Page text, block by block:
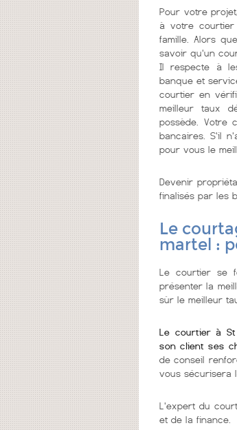
Pour votre
à votre
famille. Alors
savoir qu'un
Il respecte à
banque et
courtier en
meilleur taux
possède. Votre
bancaires. S'il
pour vous le
Devenir
finalisés par les
Le
martel :
Le courtier se
présenter la
sùr le meilleur
Le courtier à
son client ses
de conseil
vous sécurisera
L'expert du
et de la finance.